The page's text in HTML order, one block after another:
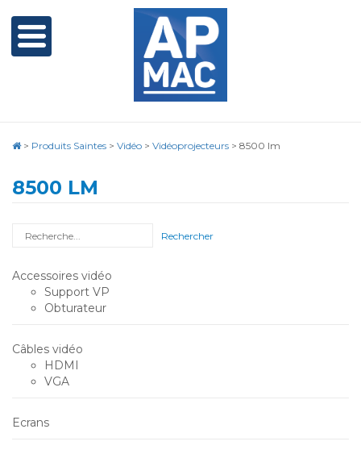
> Produits Saintes > Vidéo > Vidéoprojecteurs > 8500 lm
8500 LM
Rechercher
Accessoires vidéo
Support VP
Obturateur
Câbles vidéo
HDMI
VGA
Ecrans